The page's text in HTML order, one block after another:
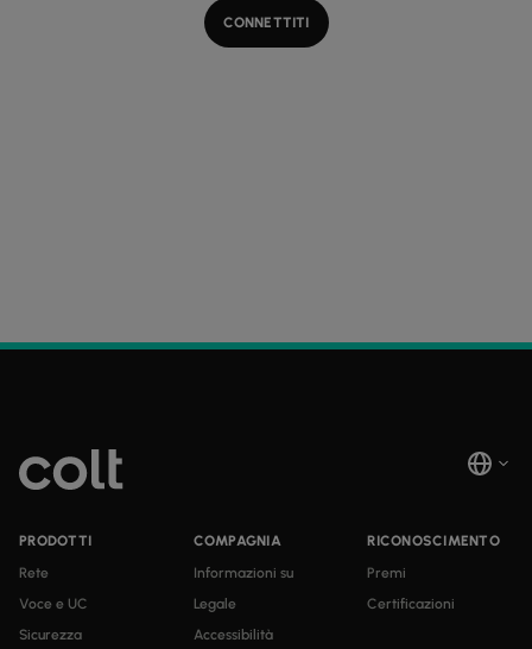
CONNETTITI
PRODOTTI
Rete
Voce e UC
Sicurezza
COMPAGNIA
Informazioni su
Legale
Accessibilità
RICONOSCIMENTO
Premi
Certificazioni